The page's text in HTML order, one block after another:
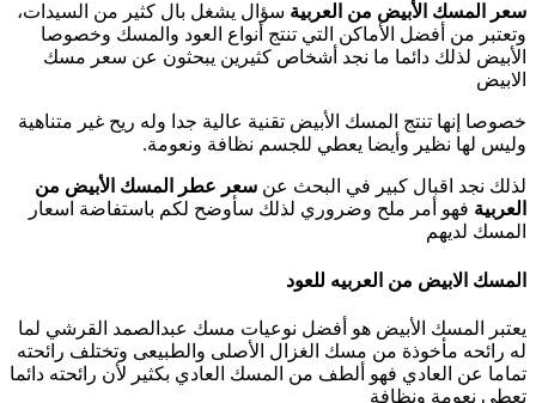
سعر المسك الأبيض من العربية سؤال يشغل بال كثير من السيدات،
وتعتبر من أفضل الأماكن التي تنتج أنواع العود والمسك وخصوصا
الأبيض لذلك دائما ما نجد أشخاص كثيرين يبحثون عن سعر مسك
الابيض
خصوصا إنها تنتج المسك الأبيض تقنية عالية جدا وله ريح غير متناهية
وليس لها نظير وأيضا يعطي للجسم نظافة ونعومة.
لذلك نجد اقبال كبير في البحث عن سعر عطر المسك الأبيض من
العربية فهو أمر ملح وضروري لذلك سأوضح لكم باستفاضة اسعار
المسك لديهم
المسك الابيض من العربيه للعود
يعتبر المسك الأبيض هو أفضل نوعيات مسك عبدالصمد القرشي لما
له رائحه مأخوذة من مسك الغزال الأصلى والطبيعى وتختلف رائحته
تماما عن العادي فهو ألطف من المسك العادي بكثير لأن رائحته دائما
تعطي نعومة ونظافة